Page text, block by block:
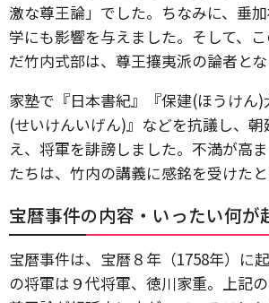
激な尊王論」でした。ちなみに、垂
学にも影響を与えました。そして、
だ竹内式部は、尊王攘夷派の論者とな
家塾で『日本書紀』『保建(ほうけん
(せいけんいげん)』などを抗議し、
え、将軍を誹謗しました。不満が高
たちは、竹内の講義に感銘を受けたと
宝暦事件の内容・いったい何が
宝暦事件は、宝暦８年（1758年）に
の将軍は９代将軍、徳川家重。上記